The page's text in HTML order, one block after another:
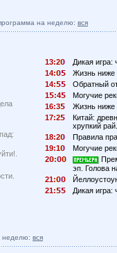
на неделю: вся
13:2
Дикая игра:
14:
Жизнь ниже
14:
Обратный
1
:4
Могучие
16:3
Жизнь ниже
17:2
Китай:
хрупкий рай.
18:2
Правила
19:1
Могучие
2
:
эп. Голова
21:
21:
Дикая игра:
неделю: вся